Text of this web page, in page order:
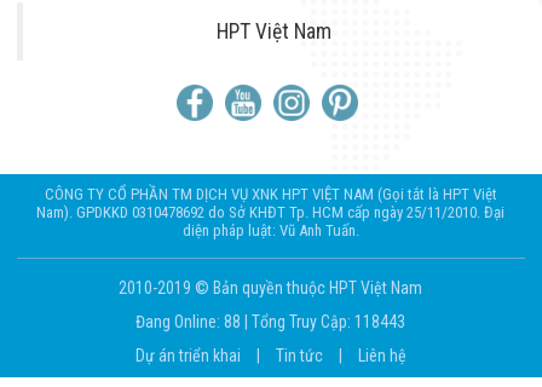
HPT Việt Nam
CÔNG TY CỔ PHẦN TM DỊCH VỤ XNK HPT VIỆT NAM (Gọi tắt là HPT Việt
Nam). GPDKKD 0310478692 do Sở KHĐT Tp. HCM cấp ngày 25/11/2010. Đại
diện pháp luật: Vũ Anh Tuấn.
2010-2019 © Bản quyền thuộc HPT Việt Nam
Đang Online: 88 |Tổng Truy Cập: 118443
Dự án triển khai
Tin tức Liên hệ